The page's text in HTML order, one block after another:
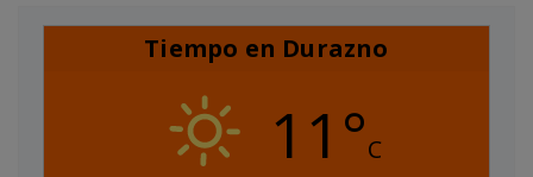
Tiempo en Durazno
11°C